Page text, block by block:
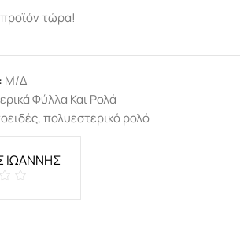
τώρα!
Μ/Δ
Φύλλα Και Ρολά
,πολυεστερικό ρολό
ΙΩΑΝΝΗΣ